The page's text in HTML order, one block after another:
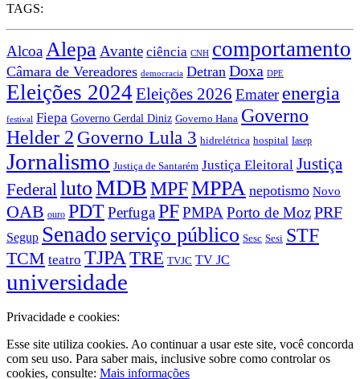
TAGS:
Alcoa Alepa Avante ciência CNH comportamento
Câmara de Vereadores democracia Detran Doxa DPE
Eleições 2024 Eleições 2026 Emater energia
festival Fiepa Governo Gerdal Diniz Governo Hana Governo
Helder 2 Governo Lula 3 hidrelétrica hospital Iasep
Jornalismo Justiça de Santarém Justiça Eleitoral Justiça
Federal lutoMDBMPFMPPA nepotismo Novo
OAB ouro PDTPerfugaPFPMPA Porto de MozPRF
Segup Senado serviço público Sesc Sesi STF
TCM teatro TJPA TRE TVJC TV JC
universidade
Privacidade e cookies:
Esse site utiliza cookies. Ao continuar a usar este site, você concorda
com seu uso. Para saber mais, inclusive sobre como controlar os
cookies, consulte: Mais informações